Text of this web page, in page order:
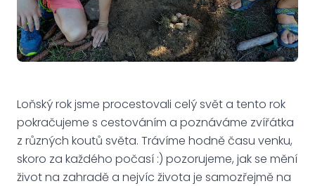
Loňský rok jsme procestovali celý svět a tento rok
pokračujeme s cestováním a poznáváme zvířátka
z různých koutů světa. Trávíme hodně času venku,
skoro za každého počasí :) pozorujeme, jak se mění
život na zahradě a nejvíc života je samozřejmě na